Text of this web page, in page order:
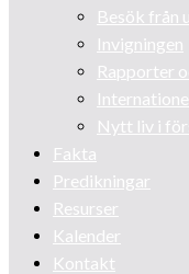
Besök från
Invigningen
Rapporter
Nytt liv i
Fakta
Predikningar
Resurser
Kalender
Kontakt